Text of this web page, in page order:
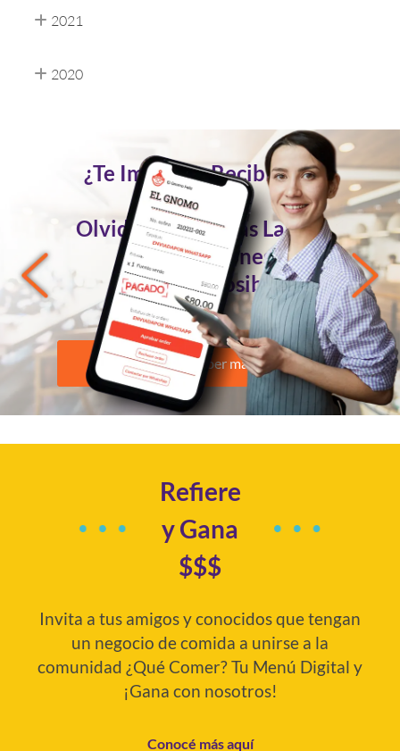
2021
2020
¿Te Imaginas Recibir Tus
Pedidos
Olvidándote de las Largas
Conversaciones?
Ahora es Posible
Quiero saber más
Refiere
y Gana
$$$
Invita a tus amigos y conocidos que tengan
un negocio de comida a unirse a la
comunidad ¿Qué Comer? Tu Menú Digital y
¡Gana con nosotros!
Conocé más aquí